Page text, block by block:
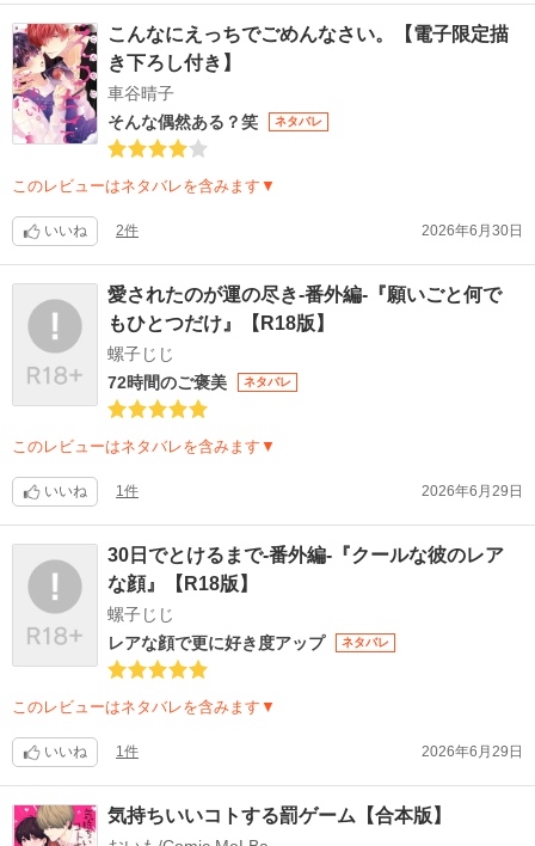
こんなにえっちでごめんなさい。【電子限定描
き下ろし付き】
車谷晴子
そんな偶然ある？笑
ネタバレ
このレビューはネタバレを含みます▼
いいね 2件 2026年6月30日
愛されたのが運の尽き-番外編-『願いごと何で
もひとつだけ』【R18版】
螺子じじ
72時間のご褒美
ネタバレ
このレビューはネタバレを含みます▼
いいね 1件 2026年6月29日
30日でとけるまで-番外編-『クールな彼のレア
な顔』【R18版】
螺子じじ
レアな顔で更に好き度アップ
ネタバレ
このレビューはネタバレを含みます▼
いいね 1件 2026年6月29日
気持ちいいコトする罰ゲーム【合本版】